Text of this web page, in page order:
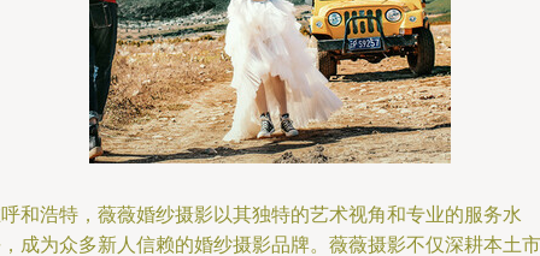
和浩特，薇薇婚纱摄影以其独特的艺术视角和专业的服务水
成为众多新人信赖的婚纱摄影品牌。薇薇摄影不仅深耕本土市